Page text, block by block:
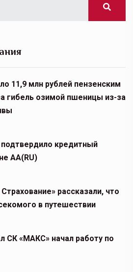
11,9 млн рублей пензенским
гибель озимой пшеницы из-за
кредитный
АА(RU)
рассказали, что
в путешествии
СК «МАКС» начал работу по